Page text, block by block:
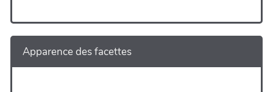
Apparence des facettes